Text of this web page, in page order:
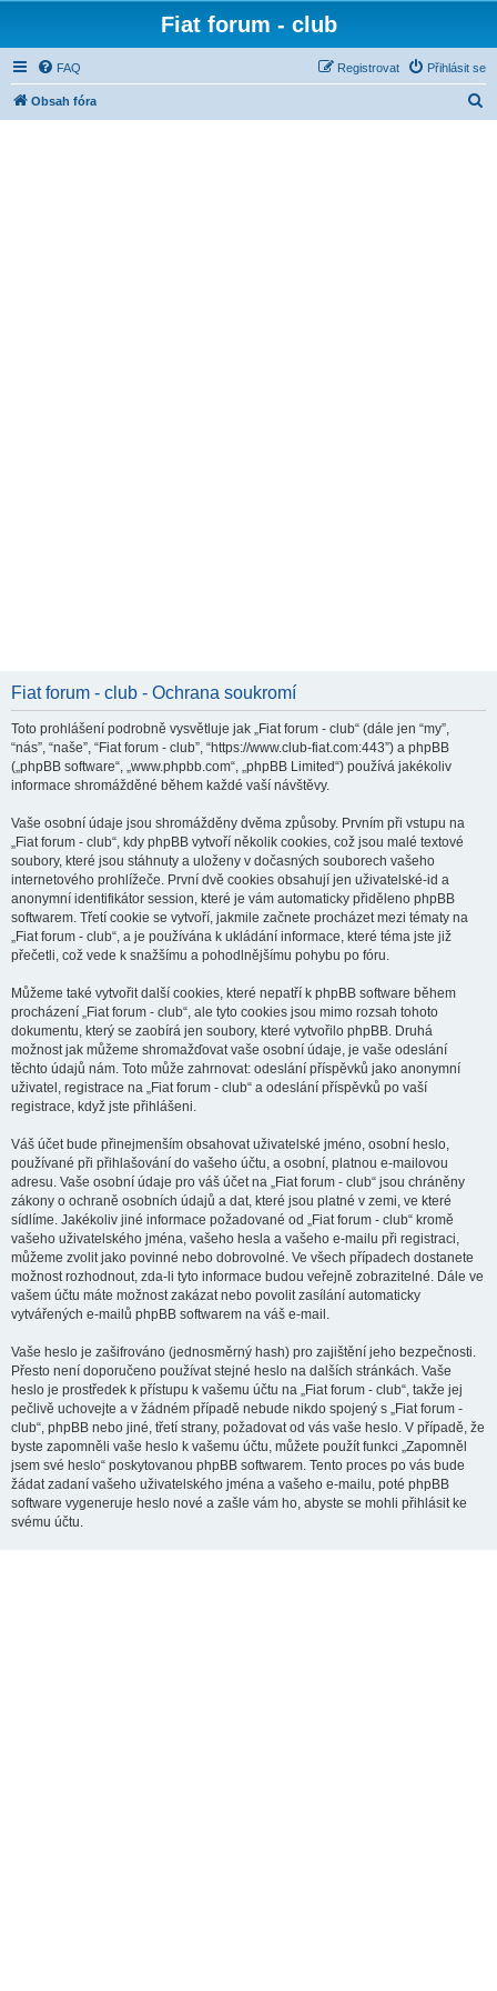
Fiat forum - club
FAQ Přihlásit se
Registrovat
Obsah fóra
Fiat forum - club - Ochrana soukromí
Toto prohlášení podrobně vysvětluje jak „Fiat forum - club“ (dále jen “my”,
“nás”, “naše”, “Fiat forum - club”, “https://www.club-fiat.com:443”) a phpBB
(„phpBB software“, „www.phpbb.com“, „phpBB Limited“) používá jakékoliv
informace shromážděné během každé vaší návštěvy.
Vaše osobní údaje jsou shromážděny dvěma způsoby. Prvním při vstupu na
„Fiat forum - club“, kdy phpBB vytvoří několik cookies, což jsou malé textové
soubory, které jsou stáhnuty a uloženy v dočasných souborech vašeho
internetového prohlížeče. První dvě cookies obsahují jen uživatelské-id a
anonymní identifikátor session, které je vám automaticky přiděleno phpBB
softwarem. Třetí cookie se vytvoří, jakmile začnete procházet mezi tématy na
„Fiat forum - club“, a je používána k ukládání informace, které téma jste již
přečetli, což vede k snažšímu a pohodlnějšímu pohybu po fóru.
Můžeme také vytvořit další cookies, které nepatří k phpBB software během
procházení „Fiat forum - club“, ale tyto cookies jsou mimo rozsah tohoto
dokumentu, který se zaobírá jen soubory, které vytvořilo phpBB. Druhá
možnost jak můžeme shromažďovat vaše osobní údaje, je vaše odeslání
těchto údajů nám. Toto může zahrnovat: odeslání příspěvků jako anonymní
uživatel, registrace na „Fiat forum - club“ a odeslání příspěvků po vaší
registrace, když jste přihlášeni.
Váš účet bude přinejmenším obsahovat uživatelské jméno, osobní heslo,
používané při přihlašování do vašeho účtu, a osobní, platnou e-mailovou
adresu. Vaše osobní údaje pro váš účet na „Fiat forum - club“ jsou chráněny
zákony o ochraně osobních údajů a dat, které jsou platné v zemi, ve které
sídlíme. Jakékoliv jiné informace požadované od „Fiat forum - club“ kromě
vašeho uživatelského jména, vašeho hesla a vašeho e-mailu při registraci,
můžeme zvolit jako povinné nebo dobrovolné. Ve všech případech dostanete
možnost rozhodnout, zda-li tyto informace budou veřejně zobrazitelné. Dále ve
vašem účtu máte možnost zakázat nebo povolit zasílání automaticky
vytvářených e-mailů phpBB softwarem na váš e-mail.
Vaše heslo je zašifrováno (jednosměrný hash) pro zajištění jeho bezpečnosti.
Přesto není doporučeno používat stejné heslo na dalších stránkách. Vaše
heslo je prostředek k přístupu k vašemu účtu na „Fiat forum - club“, takže jej
pečlivě uchovejte a v žádném případě nebude nikdo spojený s „Fiat forum -
club“, phpBB nebo jiné, třetí strany, požadovat od vás vaše heslo. V případě, že
byste zapomněli vaše heslo k vašemu účtu, můžete použít funkci „Zapomněl
jsem své heslo“ poskytovanou phpBB softwarem. Tento proces po vás bude
žádat zadaní vašeho uživatelského jména a vašeho e-mailu, poté phpBB
software vygeneruje heslo nové a zašle vám ho, abyste se mohli přihlásit ke
svému účtu.